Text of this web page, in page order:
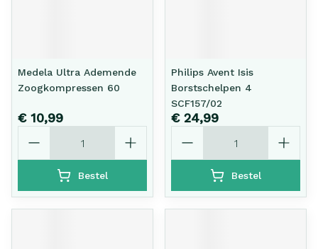
Medela Ultra Ademende
Zoogkompressen 60
€ 10,99
Bestel
Philips Avent Isis
Borstschelpen 4
SCF157/02
€ 24,99
Bestel